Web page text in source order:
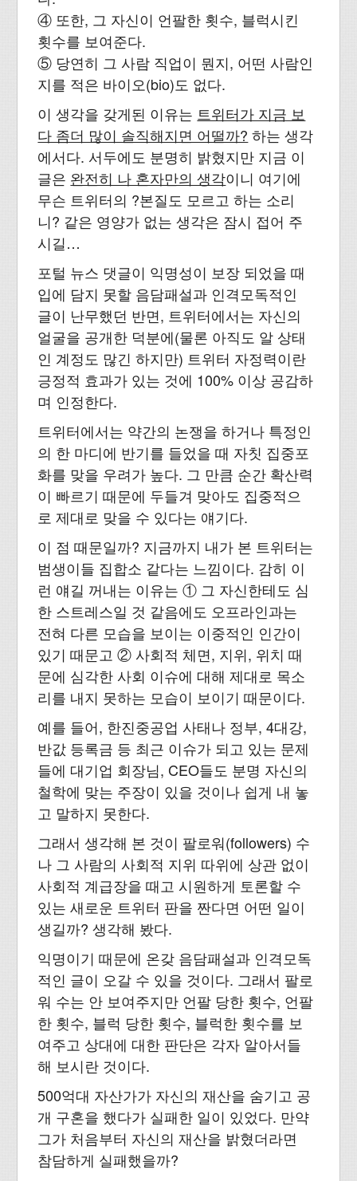
④ 또한, 그 자신이 언팔한 횟수, 블럭시킨
횟수를 보여준다.
⑤ 당연히 그 사람 직업이 뭔지, 어떤 사람인
지를 적은 바이오(bio)도 없다.
이 생각을 갖게된 이유는 트위터가 지금 보
다 좀더 많이 솔직해지면 어떨까? 하는 생각
에서다. 서두에도 분명히 밝혔지만 지금 이
글은 완전히 나 혼자만의 생각이니 여기에
무슨 트위터의 ?본질도 모르고 하는 소리
니? 같은 영양가 없는 생각은 잠시 접어 주
시길…
포털 뉴스 댓글이 익명성이 보장 되었을 때
입에 담지 못할 음담패설과 인격모독적인
글이 난무했던 반면, 트위터에서는 자신의
얼굴을 공개한 덕분에(물론 아직도 알 상태
인 계정도 많긴 하지만) 트위터 자정력이란
긍정적 효과가 있는 것에 100% 이상 공감하
며 인정한다.
트위터에서는 약간의 논쟁을 하거나 특정인
의 한 마디에 반기를 들었을 때 자칫 집중포
화를 맞을 우려가 높다. 그 만큼 순간 확산력
이 빠르기 때문에 두들겨 맞아도 집중적으
로 제대로 맞을 수 있다는 얘기다.
이 점 때문일까? 지금까지 내가 본 트위터는
범생이들 집합소 같다는 느낌이다. 감히 이
런 얘길 꺼내는 이유는 ① 그 자신한테도 심
한 스트레스일 것 같음에도 오프라인과는
전혀 다른 모습을 보이는 이중적인 인간이
있기 때문고 ② 사회적 체면, 지위, 위치 때
문에 심각한 사회 이슈에 대해 제대로 목소
리를 내지 못하는 모습이 보이기 때문이다.
예를 들어, 한진중공업 사태나 정부, 4대강,
반값 등록금 등 최근 이슈가 되고 있는 문제
들에 대기업 회장님, CEO들도 분명 자신의
철학에 맞는 주장이 있을 것이나 쉽게 내 놓
고 말하지 못한다.
그래서 생각해 본 것이 팔로워(followers) 수
나 그 사람의 사회적 지위 따위에 상관 없이
사회적 계급장을 때고 시원하게 토론할 수
있는 새로운 트위터 판을 짠다면 어떤 일이
생길까? 생각해 봤다.
익명이기 때문에 온갖 음담패설과 인격모독
적인 글이 오갈 수 있을 것이다. 그래서 팔로
워 수는 안 보여주지만 언팔 당한 횟수, 언팔
한 횟수, 블럭 당한 횟수, 블럭한 횟수를 보
여주고 상대에 대한 판단은 각자 알아서들
해 보시란 것이다.
500억대 자산가가 자신의 재산을 숨기고 공
개 구혼을 했다가 실패한 일이 있었다. 만약
그가 처음부터 자신의 재산을 밝혔더라면
참담하게 실패했을까?